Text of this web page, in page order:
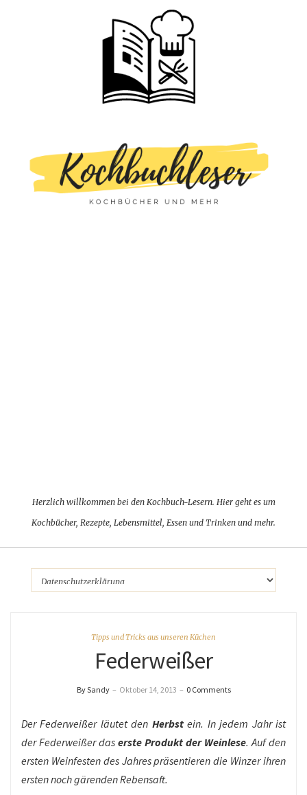
Herzlich willkommen bei den Kochbuch-Lesern. Hier geht es um
Kochbücher, Rezepte, Lebensmittel, Essen und Trinken und mehr.
Tipps und Tricks aus unseren Küchen
Federweißer
By Sandy – Oktober 14, 2013 – 0 Comments
Der Federweißer läutet den Herbstein. In jedem Jahr ist
der Federweißer das erste Produkt der Weinlese. Auf den
ersten Weinfesten des Jahres präsentieren die Winzer ihren
ersten noch gärenden Rebensaft.